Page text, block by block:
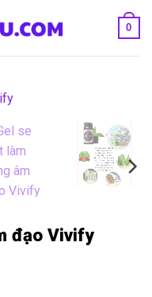
0
đạo Vivify